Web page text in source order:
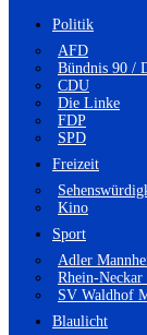
Politik
AFD
Bündnis 90 /
CDU
Die Linke
FDP
SPD
Freizeit
Kino
Sport
Adler
Rhein-
SV Waldhof
Blaulicht